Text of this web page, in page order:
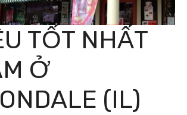
TỐT NHẤT
Ở
(IL)